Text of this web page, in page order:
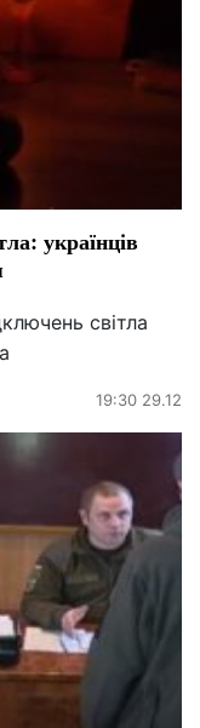
українців
світла
19:30 29.12